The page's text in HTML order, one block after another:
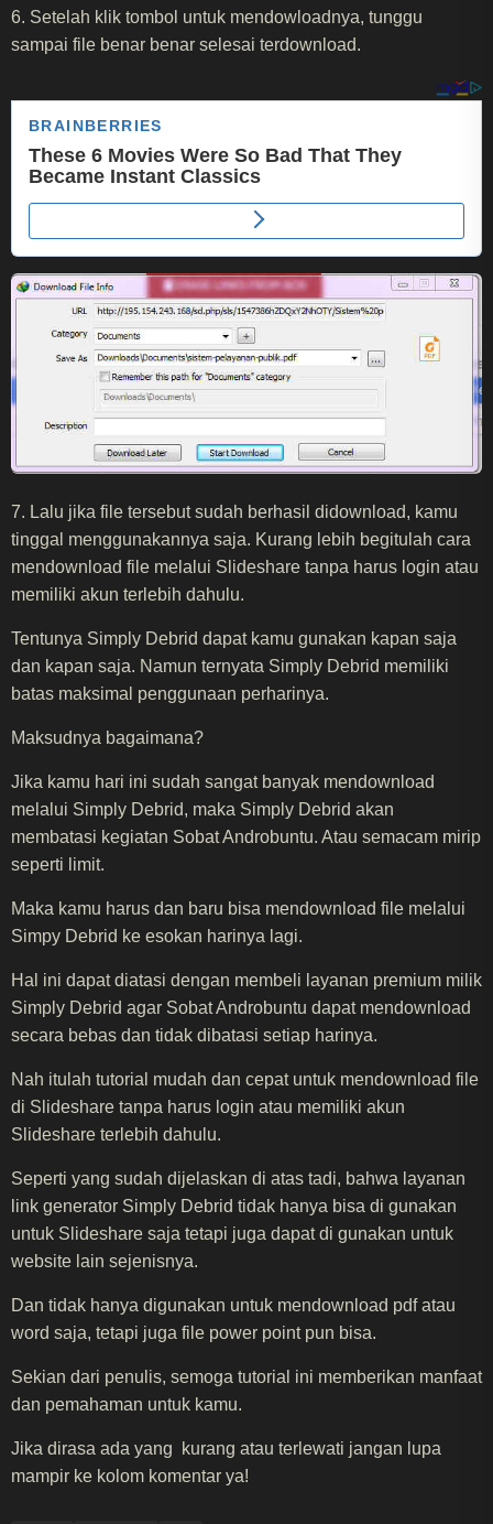
6. Setelah klik tombol untuk mendowloadnya, tunggu
sampai file benar benar selesai terdownload.
7. Lalu jika file tersebut sudah berhasil didownload, kamu
tinggal menggunakannya saja. Kurang lebih begitulah cara
mendownload file melalui Slideshare tanpa harus login atau
memiliki akun terlebih dahulu.
Tentunya Simply Debrid dapat kamu gunakan kapan saja
dan kapan saja. Namun ternyata Simply Debrid memiliki
batas maksimal penggunaan perharinya.
Maksudnya bagaimana?
Jika kamu hari ini sudah sangat banyak mendownload
melalui Simply Debrid, maka Simply Debrid akan
membatasi kegiatan Sobat Androbuntu. Atau semacam mirip
seperti limit.
Maka kamu harus dan baru bisa mendownload file melalui
Simpy Debrid ke esokan harinya lagi.
Hal ini dapat diatasi dengan membeli layanan premium milik
Simply Debrid agar Sobat Androbuntu dapat mendownload
secara bebas dan tidak dibatasi setiap harinya.
Nah itulah tutorial mudah dan cepat untuk mendownload file
di Slideshare tanpa harus login atau memiliki akun
Slideshare terlebih dahulu.
Seperti yang sudah dijelaskan di atas tadi, bahwa layanan
link generator Simply Debrid tidak hanya bisa di gunakan
untuk Slideshare saja tetapi juga dapat di gunakan untuk
website lain sejenisnya.
Dan tidak hanya digunakan untuk mendownload pdf atau
word saja, tetapi juga file power point pun bisa.
Sekian dari penulis, semoga tutorial ini memberikan manfaat
dan pemahaman untuk kamu.
Jika dirasa ada yang kurang atau terlewati jangan lupa
mampir ke kolom komentar ya!